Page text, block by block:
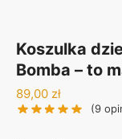
Koszulka
Bomba – to
89,00 zł
(9